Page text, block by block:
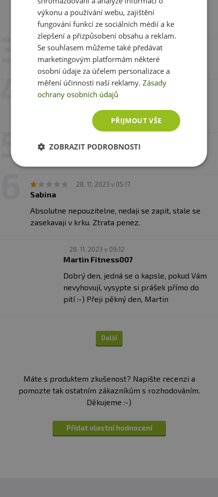
Zafungovaly do 2 snu. Jsem nadsena a vsem
doporucuji.
1. 10. 2024 v 13:08
Martina Sosnová
Estera
14. 8. 2024 v 11:51
Radka Škarvadová
28. 11. 2023 v 05:17
Sabina
Absolutne nepouzitelne, nedaji se zapit, stale se
zasekavaji v krku. Ztrata penez.
28. 11. 2023 v 09:12
Martin Fitness007
Dobrý den, jedná se o kapsle, pokud Vám
nevyhovují, vysypte si prášek přímo do
pití :-) Přeji pěkný den, Martin
Další
Máte s produktem zkušenost? Napište recenzi a
pomozte tak ostatním zákazníkům s rozhodováním.
Děkujeme :-)
Přidat vlastní hodnocení
výkonu a používání webu, zajištění
fungování funkcí ze sociálních médií a ke
zlepšení a přizpůsobení obsahu a reklam.
Se souhlasem můžeme také předávat
marketingovým platformám některé
osobní údaje za účelem personalizace a
měření účinnosti naší reklamy.Zásady
ochrany osobních údajů
PŘIJMOUT VŠE
ZOBRAZIT PODROBNOSTI